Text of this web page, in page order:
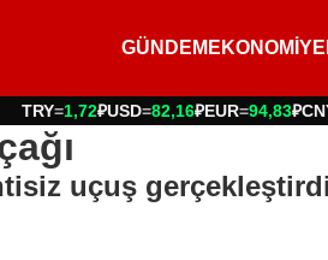
GÜNDEM EKONOMİ
TRY=1,72₽USD=82,16₽EUR=94,83₽
uçuş gerçekleştirdi